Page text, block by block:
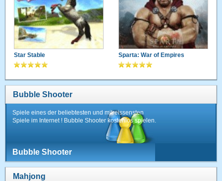
Star Stable Sparta: War of Empires
Bubble Shooter
Spiele eines der beliebtesten und mitreissensten
Spiele im Internet ! Bubble Shooter kostenlos spielen.
Bubble Shooter
Mahjong